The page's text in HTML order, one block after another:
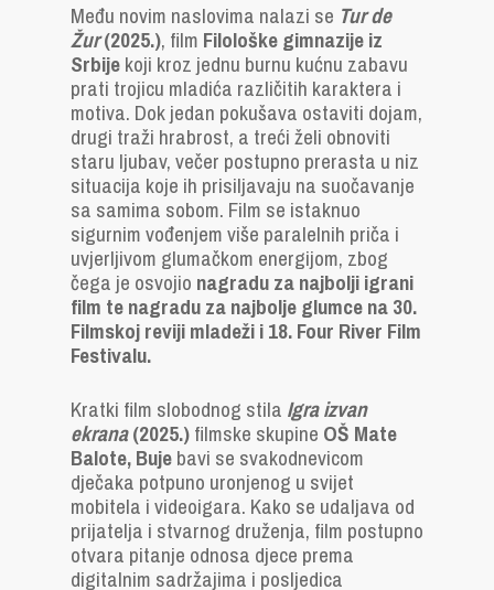
Među novim naslovima nalazi se Tur de
Žur(2025.), film Filološke gimnazije iz
Srbijekoji kroz jednu burnu kućnu zabavu
prati trojicu mladića različitih karaktera i
motiva. Dok jedan pokušava ostaviti dojam,
drugi traži hrabrost, a treći želi obnoviti
staru ljubav, večer postupno prerasta u niz
situacija koje ih prisiljavaju na suočavanje
sa samima sobom. Film se istaknuo
sigurnim vođenjem više paralelnih priča i
uvjerljivom glumačkom energijom, zbog
čega je osvojio nagradu za najbolji igrani
film te nagradu za najbolje glumce na 30.
Filmskoj reviji mladeži i 18. Four River Film
Festivalu.
Kratki film slobodnog stila Igra izvan
ekrana(2025.)filmske skupine OŠ Mate
Balote, Bujebavi se svakodnevicom
dječaka potpuno uronjenog u svijet
mobitela i videoigara. Kako se udaljava od
prijatelja i stvarnog druženja, film postupno
otvara pitanje odnosa djece prema
digitalnim sadržajima i posljedica